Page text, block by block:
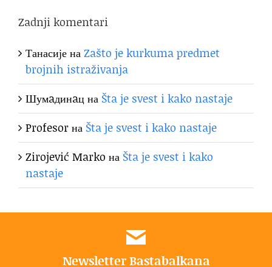
Zadnji komentari
ТанасијенаZašto je kurkuma predmet
brojnih istraživanja
Шумaдинaцна Šta je svest i kako nastaje
Profesorна Šta je svest i kako nastaje
Zirojević Marko на Šta je svest i kako
nastaje
Newsletter Bastabalkana